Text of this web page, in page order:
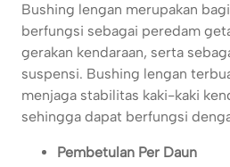
Bushing lengan merupakan
berfungsi sebagai peredam
gerakan kendaraan, serta
suspensi. Bushing lengan
menjaga stabilitas kaki-kaki
sehingga dapat berfungsi
Pembetulan Per Daun